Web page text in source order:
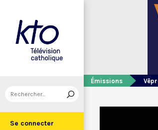
Se connecter
Émissions